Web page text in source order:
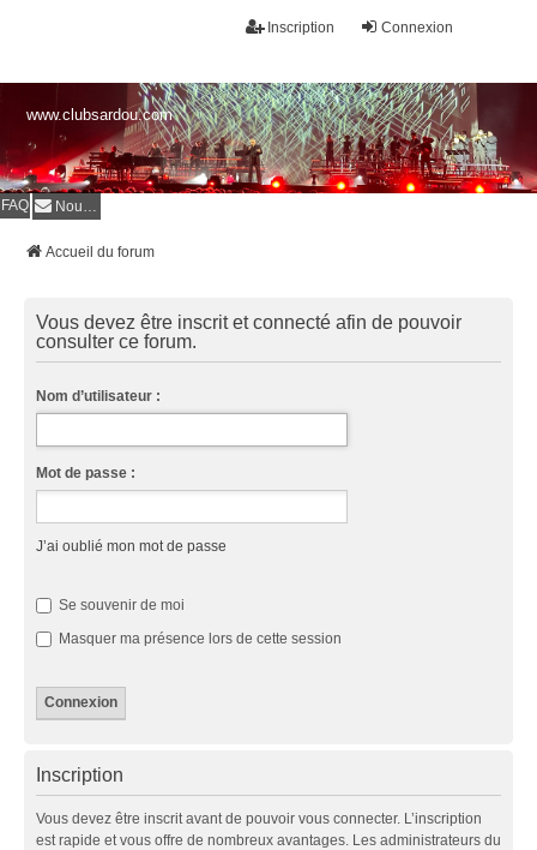
Connexion
Inscription
www.clubsardou.com
FAQ Nous contacter
Accueil du forum
Vous devez être inscrit et connecté afin de pouvoir
consulter ce forum.
Nom d’utilisateur :
Mot de passe :
J’ai oublié mon mot de passe
Se souvenir de moi
Masquer ma présence lors de cette session
Inscription
Vous devez être inscrit avant de pouvoir vous connecter. L’inscription
est rapide et vous offre de nombreux avantages. Les administrateurs du